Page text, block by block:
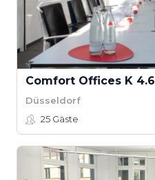
Comfort Offices K 4.6
Düsseldorf
25 Gäste